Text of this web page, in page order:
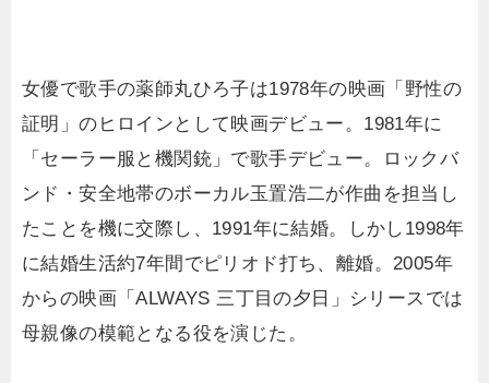
女優で歌手の薬師丸ひろ子は1978年の映画「野性の
証明」のヒロインとして映画デビュー。1981年に
「セーラー服と機関銃」で歌手デビュー。ロックバ
ンド・安全地帯のボーカル玉置浩二が作曲を担当し
たことを機に交際し、1991年に結婚。しかし1998年
に結婚生活約7年間でピリオド打ち、離婚。2005年
からの映画「ALWAYS 三丁目の夕日」シリースでは
母親像の模範となる役を演じた。